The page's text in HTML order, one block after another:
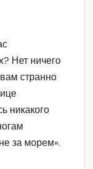
Нет ничего
странно
никакого
за морем».